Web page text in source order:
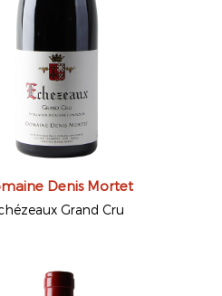
Denis Mortet
Grand Cru